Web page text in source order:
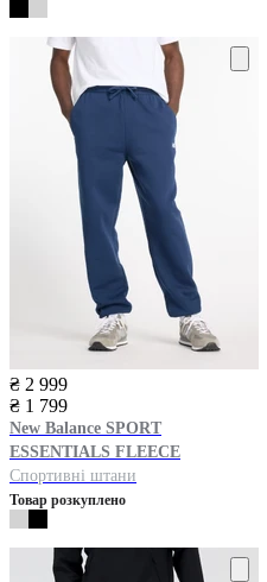
₴ 2 999
₴ 1 799
New Balance SPORT
ESSENTIALS FLEECE
Спортивні штани
Товар розкуплено